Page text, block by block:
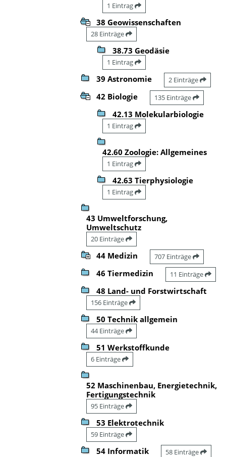
1 Eintrag
38 Geowissenschaften
28 Einträge
38.73 Geodäsie
1 Eintrag
39 Astronomie 2 Einträge
42 Biologie 135 Einträge
42.13 Molekularbiologie
1 Eintrag
42.60 Zoologie: Allgemeines
1 Eintrag
42.63 Tierphysiologie
1 Eintrag
43 Umweltforschung,
Umweltschutz
20 Einträge
44 Medizin 707 Einträge
46 Tiermedizin 11 Einträge
48 Land- und Forstwirtschaft
156 Einträge
50 Technik allgemein
44 Einträge
51 Werkstoffkunde
6 Einträge
52 Maschinenbau, Energietechnik,
Fertigungstechnik
95 Einträge
53 Elektrotechnik
59 Einträge
54 Informatik 58 Einträge